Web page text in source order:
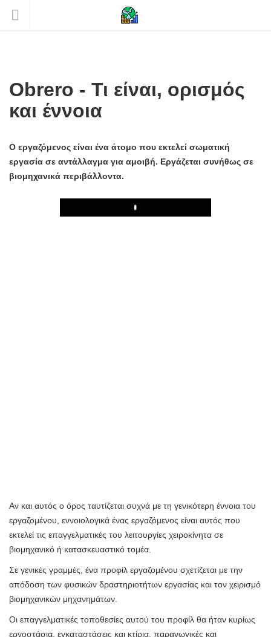
Obrero - Τι είναι, ορισμός
και έννοια
Ο εργαζόμενος είναι ένα άτομο που εκτελεί σωματική
εργασία σε αντάλλαγμα για αμοιβή. Εργάζεται συνήθως σε
βιομηχανικά περιβάλλοντα.
Play
Αν και αυτός ο όρος ταυτίζεται συχνά με τη γενικότερη έννοια του
εργαζομένου, εννοιολογικά ένας εργαζόμενος είναι αυτός που
εκτελεί τις επαγγελματικές του λειτουργίες χειροκίνητα σε
βιομηχανικό ή κατασκευαστικό τομέα.
Σε γενικές γραμμές, ένα προφίλ εργαζομένου σχετίζεται με την
απόδοση των φυσικών δραστηριοτήτων εργασίας και τον χειρισμό
βιομηχανικών μηχανημάτων.
Οι επαγγελματικές τοποθεσίες αυτού του προφίλ θα ήταν κυρίως
εργοστάσια, εγκαταστάσεις και κτίρια, παραγωγικές και